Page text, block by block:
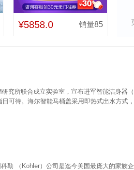
¥5858.0 销量85
究所联合成立实验室，宣布进军智能洁身器
可待。海尔智能马桶盖采用即热式出水方式
勒 （Kohler）公司是迄今美国最庞大的家族